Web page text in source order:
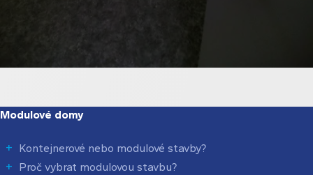
Modulové domy
Kontejnerové nebo modulové stavby?
Proč vybrat modulovou stavbu?